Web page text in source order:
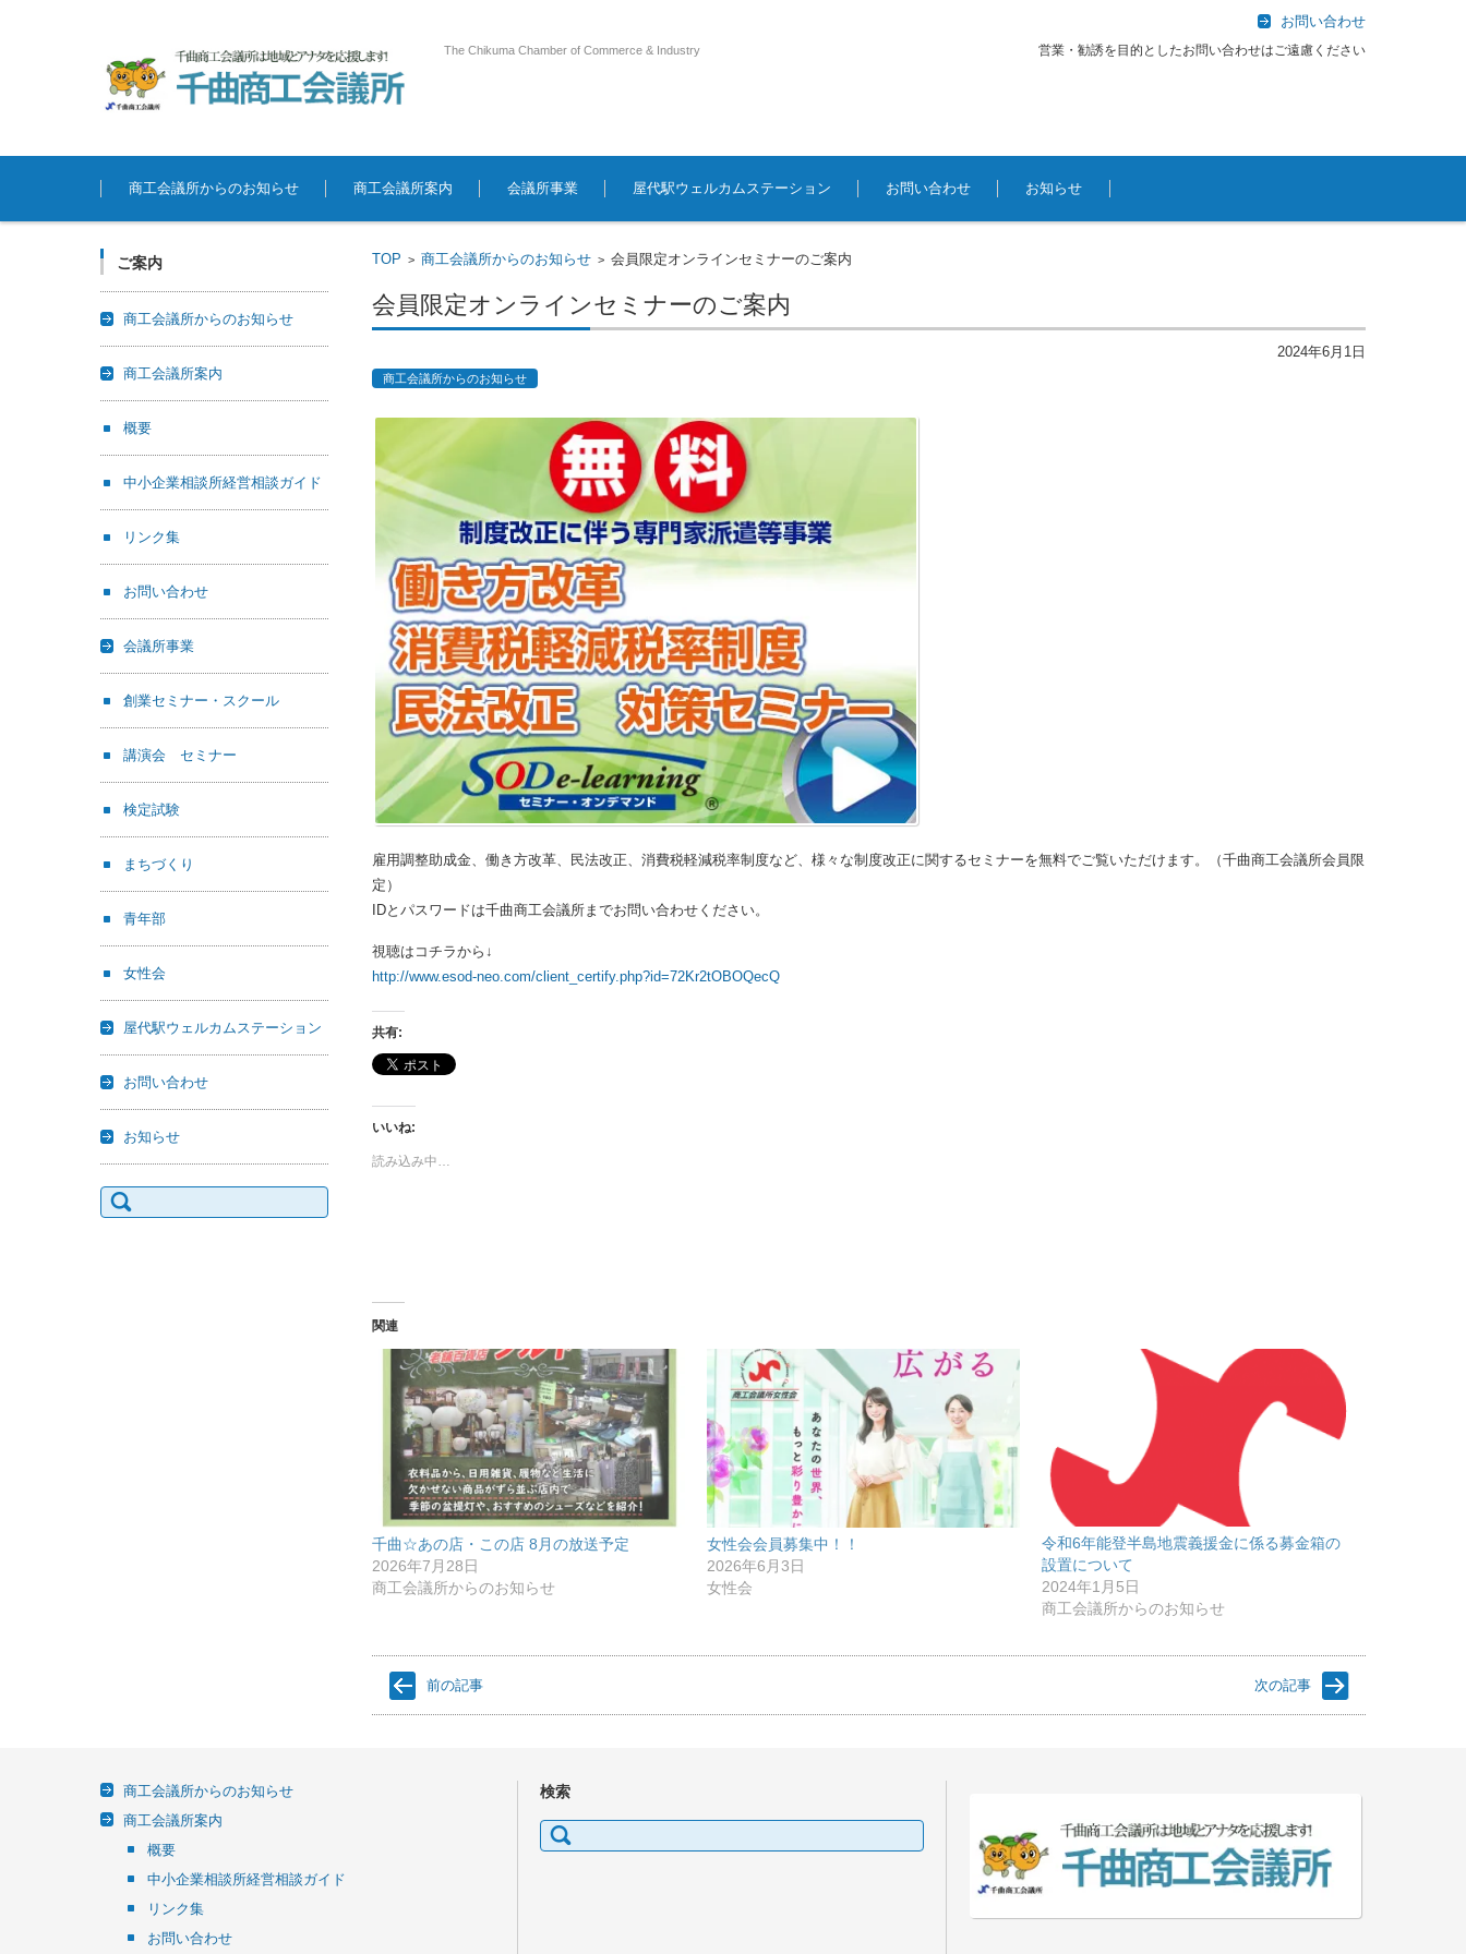
The Chikuma Chamber of Commerce & Industry
お問い合わせ
営業・勧誘を目的としたお問い合わせはご遠慮ください
コンテンツに移動
商工会議所からのお知らせ
商工会議所案内 会議所事業 屋代駅ウェルカムステーション お問い合わせ お知らせ
TOP > 商工会議所からのお知らせ> 会員限定オンラインセミナーのご案内
会員限定オンラインセミナーのご案内
2024年6月1日
商工会議所からのお知らせ
雇用調整助成金、働き方改革、民法改正、消費税軽減税率制度など、様々な制度改正に関するセミナーを無料でご覧いただけます。（千曲商工会議所会員限
定）
IDとパスワードは千曲商工会議所までお問い合わせください。
視聴はコチラから↓
http://www.esod-neo.com/client_certify.php?id=72Kr2tOBOQecQ
共有:
いいね:
読み込み中…
関連
千曲☆あの店・この店 8月の放送予定
2026年7月28日
商工会議所からのお知らせ
女性会会員募集中！！
2026年6月3日
女性会
令和6年能登半島地震義援金に係る募金箱の
設置について
2024年1月5日
商工会議所からのお知らせ
前の記事 次の記事
ご案内
商工会議所からのお知らせ
商工会議所案内
概要
中小企業相談所経営相談ガイド
リンク集
お問い合わせ
会議所事業
創業セミナー・スクール
講演会 セミナー
検定試験
まちづくり
青年部
女性会
屋代駅ウェルカムステーション
お問い合わせ
お知らせ
検
索:
商工会議所からのお知らせ
商工会議所案内
概要
中小企業相談所経営相談ガイド
リンク集
お問い合わせ
検索
検
索: